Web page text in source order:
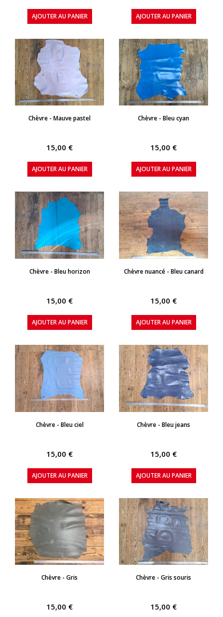
AJOUTER AU PANIER AJOUTER AU PANIER
APERÇU RAPIDE
Chèvre - Mauve pastel
15,00 €
AJOUTER AU PANIER
APERÇU RAPIDE
Chèvre - Bleu cyan
15,00 €
AJOUTER AU PANIER
APERÇU RAPIDE
Chèvre - Bleu horizon
15,00 €
AJOUTER AU PANIER
APERÇU RAPIDE
Chèvre nuancé - Bleu canard
15,00 €
AJOUTER AU PANIER
APERÇU RAPIDE
Chèvre - Bleu ciel
15,00 €
AJOUTER AU PANIER
APERÇU RAPIDE
Chèvre - Bleu jeans
15,00 €
AJOUTER AU PANIER
APERÇU RAPIDE
Chèvre - Gris
15,00 €
APERÇU RAPIDE
Chèvre - Gris souris
15,00 €